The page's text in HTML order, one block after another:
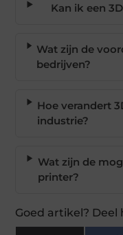
Kan ik een
Wat zijn de
bedrijven?
Hoe verandert
industrie?
Wat zijn de
printer?
Goed artikel? Deel